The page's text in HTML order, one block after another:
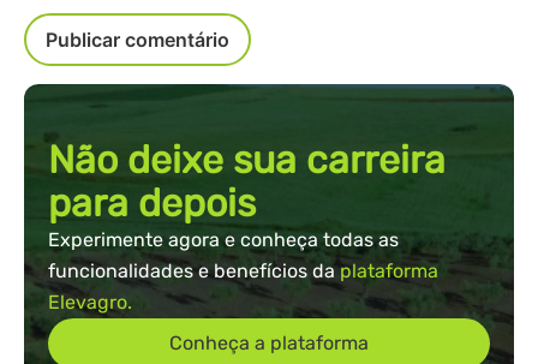
Não deixe sua carreira
para depois
Experimente agora e conheça todas as
funcionalidades e benefícios daplataforma
Elevagro.
Conheça a plataforma